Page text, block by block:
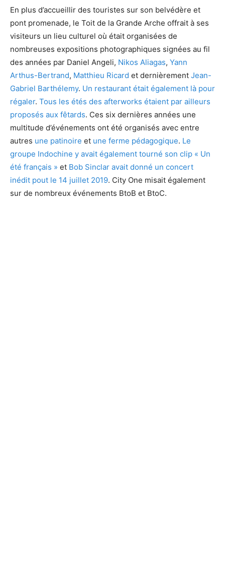
En plus d’accueillir des touristes sur son belvédère et
pont promenade, le Toit de la Grande Arche offrait à ses
visiteurs un lieu culturel où était organisées de
nombreuses expositions photographiques signées au fil
des années par Daniel Angeli, Nikos Aliagas, Yann
Arthus-Bertrand, Matthieu Ricard et dernièrement Jean-
Gabriel Barthélemy. Un restaurant était également là pour
régaler. Tous les étés des afterworks étaient par ailleurs
proposés aux fêtards. Ces six dernières années une
multitude d’événements ont été organisés avec entre
autres une patinoire et une ferme pédagogique. Le
groupe Indochine y avait également tourné son clip « Un
été français » et Bob Sinclar avait donné un concert
inédit pout le 14 juillet 2019. City One misait également
sur de nombreux événements BtoB et BtoC.